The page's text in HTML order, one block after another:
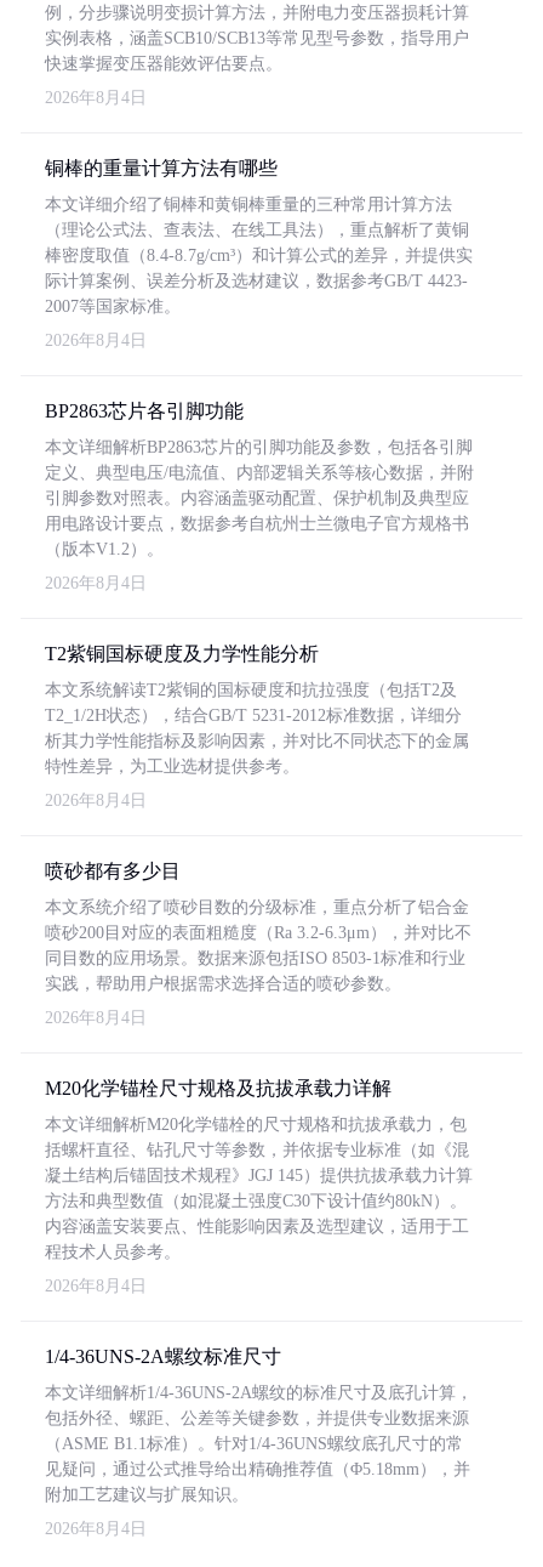
例，分步骤说明变损计算方法，并附电力变压器损耗计算
实例表格，涵盖SCB10/SCB13等常见型号参数，指导用户
快速掌握变压器能效评估要点。
2026年8月4日
铜棒的重量计算方法有哪些
本文详细介绍了铜棒和黄铜棒重量的三种常用计算方法
（理论公式法、查表法、在线工具法），重点解析了黄铜
棒密度取值（8.4-8.7g/cm³）和计算公式的差异，并提供实
际计算案例、误差分析及选材建议，数据参考GB/T 4423-
2007等国家标准。
2026年8月4日
BP2863芯片各引脚功能
本文详细解析BP2863芯片的引脚功能及参数，包括各引脚
定义、典型电压/电流值、内部逻辑关系等核心数据，并附
引脚参数对照表。内容涵盖驱动配置、保护机制及典型应
用电路设计要点，数据参考自杭州士兰微电子官方规格书
（版本V1.2）。
2026年8月4日
T2紫铜国标硬度及力学性能分析
本文系统解读T2紫铜的国标硬度和抗拉强度（包括T2及
T2_1/2H状态），结合GB/T 5231-2012标准数据，详细分
析其力学性能指标及影响因素，并对比不同状态下的金属
特性差异，为工业选材提供参考。
2026年8月4日
喷砂都有多少目
本文系统介绍了喷砂目数的分级标准，重点分析了铝合金
喷砂200目对应的表面粗糙度（Ra 3.2-6.3μm），并对比不
同目数的应用场景。数据来源包括ISO 8503-1标准和行业
实践，帮助用户根据需求选择合适的喷砂参数。
2026年8月4日
M20化学锚栓尺寸规格及抗拔承载力详解
本文详细解析M20化学锚栓的尺寸规格和抗拔承载力，包
括螺杆直径、钻孔尺寸等参数，并依据专业标准（如《混
凝土结构后锚固技术规程》JGJ 145）提供抗拔承载力计算
方法和典型数值（如混凝土强度C30下设计值约80kN）。
内容涵盖安装要点、性能影响因素及选型建议，适用于工
程技术人员参考。
2026年8月4日
1/4-36UNS-2A螺纹标准尺寸
本文详细解析1/4-36UNS-2A螺纹的标准尺寸及底孔计算，
包括外径、螺距、公差等关键参数，并提供专业数据来源
（ASME B1.1标准）。针对1/4-36UNS螺纹底孔尺寸的常
见疑问，通过公式推导给出精确推荐值（Φ5.18mm），并
附加工艺建议与扩展知识。
2026年8月4日